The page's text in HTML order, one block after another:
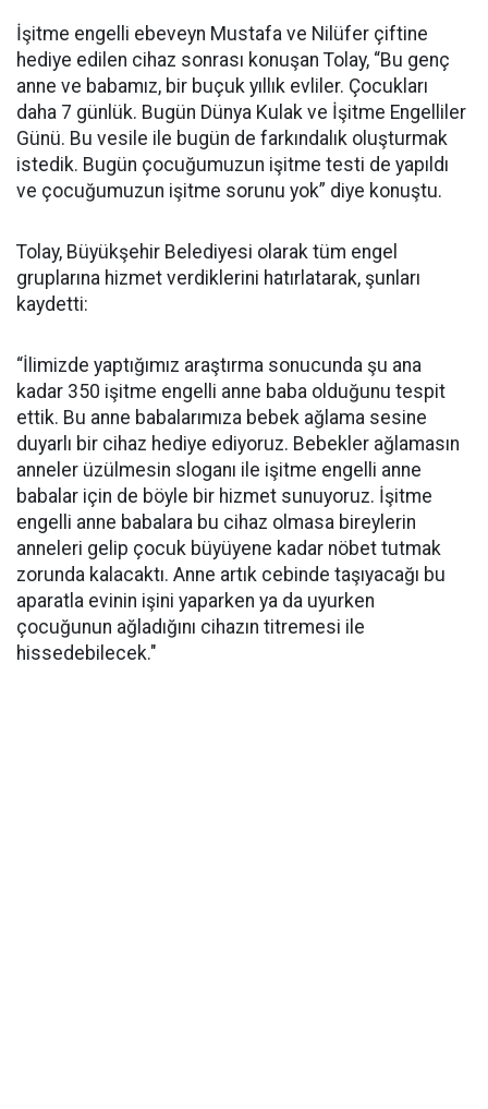
İşitme engelli ebeveyn Mustafa ve Nilüfer çiftine
hediye edilen cihaz sonrası konuşan Tolay, “Bu genç
anne ve babamız, bir buçuk yıllık evliler. Çocukları
daha 7 günlük. Bugün Dünya Kulak ve İşitme Engelliler
Günü. Bu vesile ile bugün de farkındalık oluşturmak
istedik. Bugün çocuğumuzun işitme testi de yapıldı
ve çocuğumuzun işitme sorunu yok” diye konuştu.
Tolay, Büyükşehir Belediyesi olarak tüm engel
gruplarına hizmet verdiklerini hatırlatarak, şunları
kaydetti:
“İlimizde yaptığımız araştırma sonucunda şu ana
kadar 350 işitme engelli anne baba olduğunu tespit
ettik. Bu anne babalarımıza bebek ağlama sesine
duyarlı bir cihaz hediye ediyoruz. Bebekler ağlamasın
anneler üzülmesin sloganı ile işitme engelli anne
babalar için de böyle bir hizmet sunuyoruz. İşitme
engelli anne babalara bu cihaz olmasa bireylerin
anneleri gelip çocuk büyüyene kadar nöbet tutmak
zorunda kalacaktı. Anne artık cebinde taşıyacağı bu
aparatla evinin işini yaparken ya da uyurken
çocuğunun ağladığını cihazın titremesi ile
hissedebilecek."